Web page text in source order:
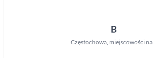
B
Częstochowa, miejscowości na